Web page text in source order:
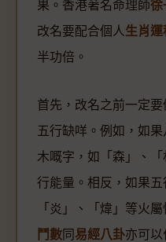
果。香港著名命理師徐
改名要配合個人 生肖運
半功倍。
首先，改名之前一定要
五行缺咩。例如，如
木嘅字，如「森」、
行能量。相反，如果
「炎」、「煒」等火
鬥數 同 易經八卦亦可以